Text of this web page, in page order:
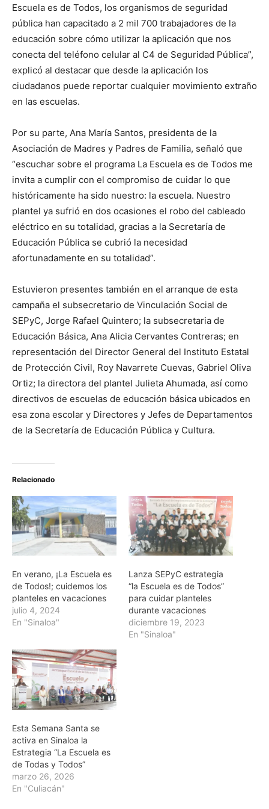
Escuela es de Todos, los organismos de seguridad
pública han capacitado a 2 mil 700 trabajadores de la
educación sobre cómo utilizar la aplicación que nos
conecta del teléfono celular al C4 de Seguridad Pública”,
explicó al destacar que desde la aplicación los
ciudadanos puede reportar cualquier movimiento extraño
en las escuelas.
Por su parte, Ana María Santos, presidenta de la
Asociación de Madres y Padres de Familia, señaló que
“escuchar sobre el programa La Escuela es de Todos me
invita a cumplir con el compromiso de cuidar lo que
históricamente ha sido nuestro: la escuela. Nuestro
plantel ya sufrió en dos ocasiones el robo del cableado
eléctrico en su totalidad, gracias a la Secretaría de
Educación Pública se cubrió la necesidad
afortunadamente en su totalidad”.
Estuvieron presentes también en el arranque de esta
campaña el subsecretario de Vinculación Social de
SEPyC, Jorge Rafael Quintero; la subsecretaria de
Educación Básica, Ana Alicia Cervantes Contreras; en
representación del Director General del Instituto Estatal
de Protección Civil, Roy Navarrete Cuevas, Gabriel Oliva
Ortiz; la directora del plantel Julieta Ahumada, así como
directivos de escuelas de educación básica ubicados en
esa zona escolar y Directores y Jefes de Departamentos
de la Secretaría de Educación Pública y Cultura.
Relacionado
En verano, ¡La Escuela es
de Todos!; cuidemos los
planteles en vacaciones
julio 4, 2024
En "Sinaloa"
Lanza SEPyC estrategia
“la Escuela es de Todos”
para cuidar planteles
durante vacaciones
diciembre 19, 2023
En "Sinaloa"
Esta Semana Santa se
activa en Sinaloa la
Estrategia “La Escuela es
de Todas y Todos”
marzo 26, 2026
En "Culiacán"